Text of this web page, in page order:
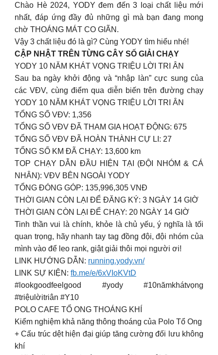
Chào Hè 2024, YODY đem đến 3 loại chất liệu mới
nhất, đáp ứng đầy đủ những gì mà bạn đang mong
chờ THOÁNG MÁT CO GIÃN.
Vậy 3 chất liệu đó là gì? Cùng YODY tìm hiểu nhé!
CẬP NHẬT TRÊN TỪNG CÂY SỐ GIẢI CHẠY
YODY 10 NĂM KHÁT VỌNG TRIỆU LỜI TRI ÂN
Sau ba ngày khởi động và “nhập làn” cực sung của
các VĐV, cùng điểm qua diễn biến trên đường chạy
YODY 10 NĂM KHÁT VỌNG TRIỆU LỜI TRI ÂN
TỔNG SỐ VĐV: 1,356
TỔNG SỐ VĐV ĐÃ THAM GIA HOẠT ĐỘNG: 675
TỔNG SỐ VĐV ĐÃ HOÀN THÀNH CỰ LI: 27
TỔNG SỐ KM ĐÃ CHẠY: 13,600 km
TOP CHẠY DẪN ĐẦU HIỆN TẠI (ĐỘI NHÓM & CÁ
NHÂN): VĐV BÊN NGOÀI YODY
TỔNG ĐÓNG GÓP: 135,996,305 VNĐ
THỜI GIAN CÒN LẠI ĐỂ ĐĂNG KÝ: 3 NGÀY 14 GIỜ
THỜI GIAN CÒN LẠI ĐỂ CHẠY: 20 NGÀY 14 GIỜ
Tinh thần vui là chính, khỏe là chủ yếu, ý nghĩa là tối
quan trọng, hãy nhanh tay tag đồng đội, đội nhóm của
mình vào để leo rank, giật giải thôi mọi người ơi!
LINK HƯỚNG DẪN: running.yody.vn/
LINK SỰ KIỆN: fb.me/e/6xVIoKVtD
#lookgoodfeelgood #yody #10nămkhátvọng
#triệulờitriân #Y10
POLO CAFE TỔ ONG THOÁNG KHÍ
Kiểm nghiệm khả năng thông thoáng của Polo Tổ Ong
+ Cấu trúc dệt hiện đại giúp tăng cường đối lưu không
khí